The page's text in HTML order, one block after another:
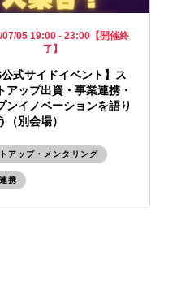
07/05 19:00 - 23:00【開催終
了】
公式サイドイベント】ス
アップ出資・事業連携・
ンイノベーションを語り
（別会場）
アップ・メンタリング
携